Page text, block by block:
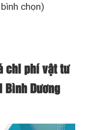
chọn)
chi phí vật tư
Dương